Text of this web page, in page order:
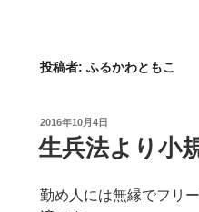
投稿者: ふるかわともこ
投
稿
日:
2016年10月4日
生兵法より小
勤め人には無縁でフリ